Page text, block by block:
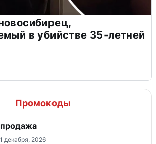
в убийстве 35-летней
Промокоды
декабря, 2026